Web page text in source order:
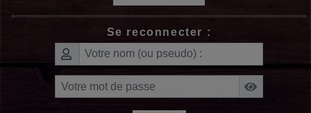
Se reconnecter :